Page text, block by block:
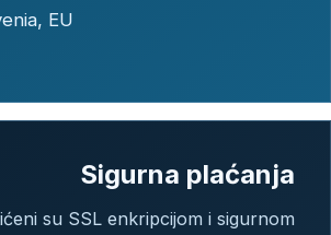
EU
Sigurna plaćanja
su SSL enkripcijom i sigurnom